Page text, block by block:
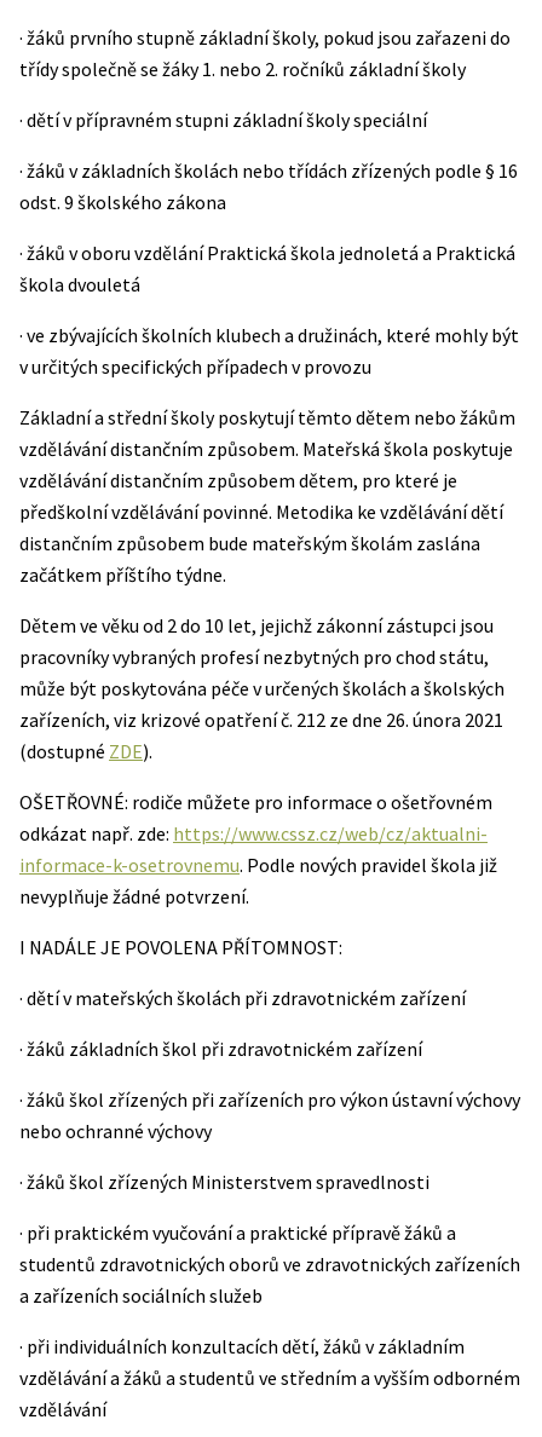
· žáků prvního stupně základní školy, pokud jsou zařazeni do
třídy společně se žáky 1. nebo 2. ročníků základní školy
· dětí v přípravném stupni základní školy speciální
· žáků v základních školách nebo třídách zřízených podle § 16
odst. 9 školského zákona
· žáků v oboru vzdělání Praktická škola jednoletá a Praktická
škola dvouletá
· ve zbývajících školních klubech a družinách, které mohly být
v určitých specifických případech v provozu
Základní a střední školy poskytují těmto dětem nebo žákům
vzdělávání distančním způsobem. Mateřská škola poskytuje
vzdělávání distančním způsobem dětem, pro které je
předškolní vzdělávání povinné. Metodika ke vzdělávání dětí
distančním způsobem bude mateřským školám zaslána
začátkem příštího týdne.
Dětem ve věku od 2 do 10 let, jejichž zákonní zástupci jsou
pracovníky vybraných profesí nezbytných pro chod státu,
může být poskytována péče v určených školách a školských
zařízeních, viz krizové opatření č. 212 ze dne 26. února 2021
(dostupné ZDE).
OŠETŘOVNÉ: rodiče můžete pro informace o ošetřovném
odkázat např. zde: https://www.cssz.cz/web/cz/aktualni-
informace-k-osetrovnemu. Podle nových pravidel škola již
nevyplňuje žádné potvrzení.
I NADÁLE JE POVOLENA PŘÍTOMNOST:
· dětí v mateřských školách při zdravotnickém zařízení
· žáků základních škol při zdravotnickém zařízení
· žáků škol zřízených při zařízeních pro výkon ústavní výchovy
nebo ochranné výchovy
· žáků škol zřízených Ministerstvem spravedlnosti
· při praktickém vyučování a praktické přípravě žáků a
studentů zdravotnických oborů ve zdravotnických zařízeních
a zařízeních sociálních služeb
· při individuálních konzultacích dětí, žáků v základním
vzdělávání a žáků a studentů ve středním a vyšším odborném
vzdělávání